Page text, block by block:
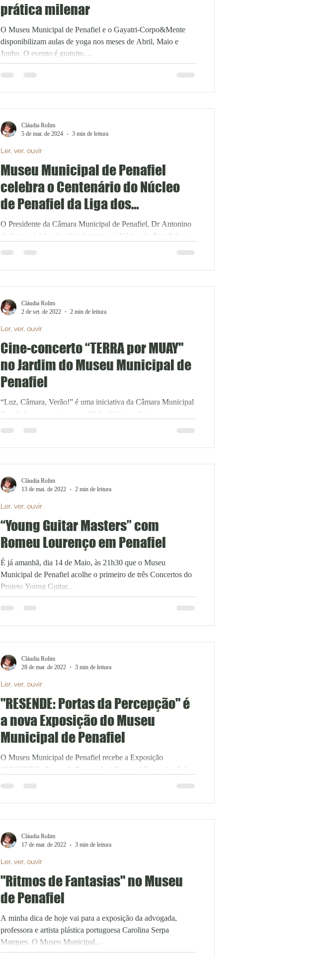
prática milenar
O Museu Municipal de Penafiel e o Gayatri-Corpo&Mente
disponibilizam aulas de yoga nos meses de Abril, Maio e
Junho. O evento é gratuito,...
Museu Municipal de Penafiel
celebra o Centenário do Núcleo
de Penafiel da Liga dos
Combatentes com Exposição
Fotográfica
O Presidente da Câmara Municipal de Penafiel, Dr Antonino
de Souza, a Liga dos Combatentes, o Núcleo de Penafiel e o
Ler, ver, ouvir
Cláudia Rolim
5 de mar. de 2024
3 min de leitura
Cine-concerto “TERRA por MUAY"
no Jardim do Museu Municipal de
Penafiel
“Luz, Câmara, Verão!” é uma iniciativa da Câmara Municipal
Penafiel em parceria com o Clube Objetivo Cinema em
Ler, ver, ouvir
Cláudia Rolim
2 de set. de 2022
2 min de leitura
“Young Guitar Masters” com
Romeu Lourenço em Penafiel
É já amanhã, dia 14 de Maio, às 21h30 que o Museu
Municipal de Penafiel acolhe o primeiro de três Concertos do
Projeto Young Guitar...
Ler, ver, ouvir
Cláudia Rolim
13 de mai. de 2022
2 min de leitura
"RESENDE: Portas da Percepção" é
a nova Exposição do Museu
Municipal de Penafiel
O Museu Municipal de Penafiel recebe a Exposição
“RESENDE: Portas da Percepção / Doors of Perception” do
Ler, ver, ouvir
Cláudia Rolim
28 de mar. de 2022
3 min de leitura
"Ritmos de Fantasias" no Museu
de Penafiel
A minha dica de hoje vai para a exposição da advogada,
professora e artista plástica portuguesa Carolina Serpa
Marques. O Museu Municipal...
Ler, ver, ouvir
Cláudia Rolim
17 de mar. de 2022
3 min de leitura